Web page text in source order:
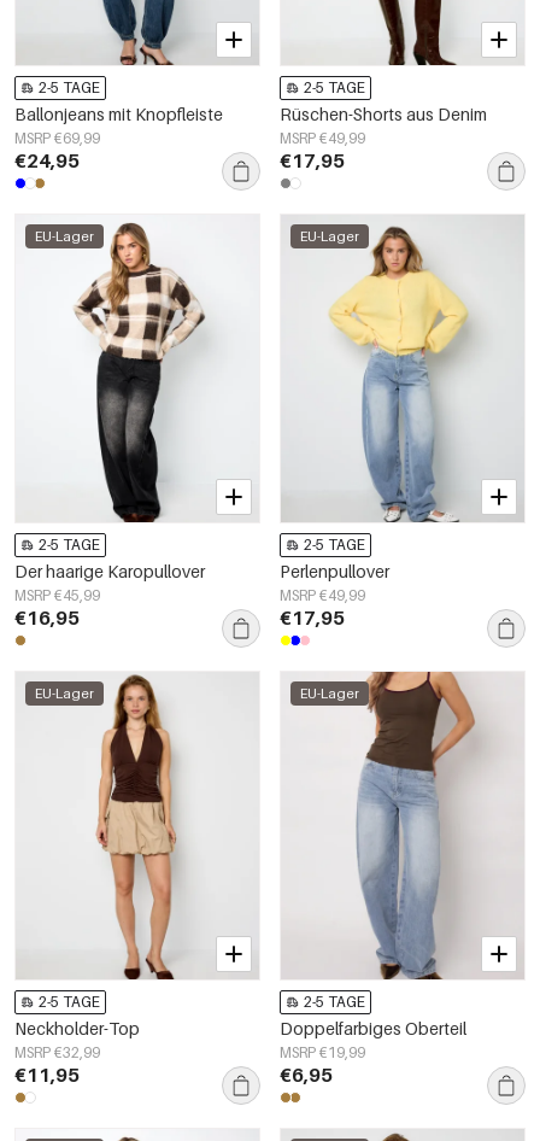
2-5 TAGE
Ballonjeans mit Knopfleiste
MSRP €69,99
€24,95
2-5 TAGE
Rüschen-Shorts aus Denim
MSRP €49,99
€17,95
EU-Lager
2-5 TAGE
Der haarige Karopullover
MSRP €45,99
€16,95
EU-Lager
2-5 TAGE
Perlenpullover
MSRP €49,99
€17,95
EU-Lager
2-5 TAGE
Neckholder-Top
MSRP €32,99
€11,95
EU-Lager
2-5 TAGE
Doppelfarbiges Oberteil
MSRP €19,99
€6,95